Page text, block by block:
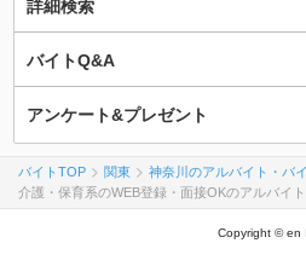
詳細検索
バイトQ&A
アンケート&プレゼント
バイトTOP 関東 神奈川のアルバイト・バ
介護・保育系のWEB登録・面接OKのアルバイ
Copyright © en